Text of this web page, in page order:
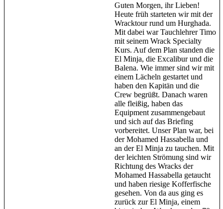
Guten Morgen, ihr Lieben!
Heute früh starteten wir mit der
Wracktour rund um Hurghada.
Mit dabei war Tauchlehrer Timo
mit seinem Wrack Specialty
Kurs. Auf dem Plan standen die
El Minja, die Excalibur und die
Balena. Wie immer sind wir mit
einem Lächeln gestartet und
haben den Kapitän und die
Crew begrüßt. Danach waren
alle fleißig, haben das
Equipment zusammengebaut
und sich auf das Briefing
vorbereitet. Unser Plan war, bei
der Mohamed Hassabella und
an der El Minja zu tauchen. Mit
der leichten Strömung sind wir
Richtung des Wracks der
Mohamed Hassabella getaucht
und haben riesige Kofferfische
gesehen. Von da aus ging es
zurück zur El Minja, einem